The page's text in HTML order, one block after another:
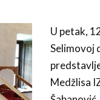
U petak,
Selimovoj
Medžlisa